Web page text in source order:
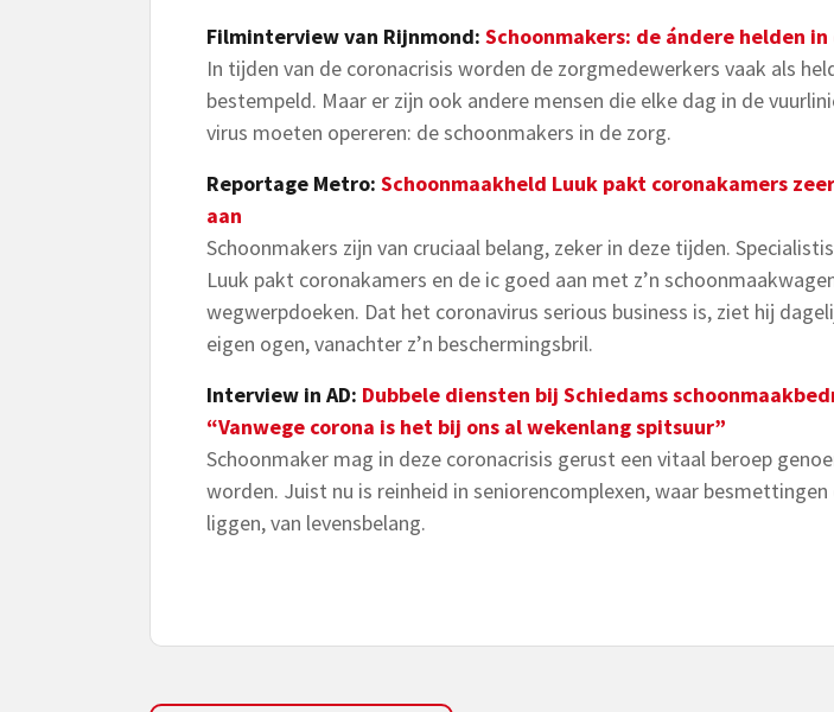
Filminterview van Rijnmond: Schoonmakers: de ándere helden
In tijden van de coronacrisis worden de zorgmedewerkers vaak als
bestempeld. Maar er zijn ook andere mensen die elke dag in de
virus moeten opereren: de schoonmakers in de zorg.
Reportage Metro: Schoonmaakheld Luuk pakt coronakamers
aan
Schoonmakers zijn van cruciaal belang, zeker in deze tijden.
Luuk pakt coronakamers en de ic goed aan met z’n
wegwerpdoeken. Dat het coronavirus serious business is, ziet hij
eigen ogen, vanachter z’n beschermingsbril.
Interview in AD: Dubbele diensten bij Schiedams
“Vanwege corona is het bij ons al wekenlang spitsuur”
Schoonmaker mag in deze coronacrisis gerust een vitaal beroep
worden. Juist nu is reinheid in seniorencomplexen, waar
liggen, van levensbelang.